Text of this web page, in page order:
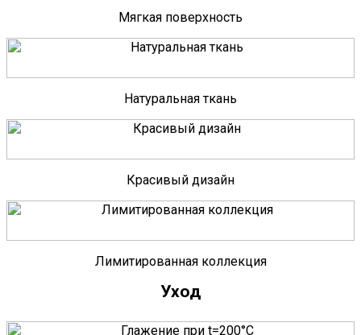
Мягкая поверхность
Натуральная ткань
Красивый дизайн
Лимитированная коллекция
Уход